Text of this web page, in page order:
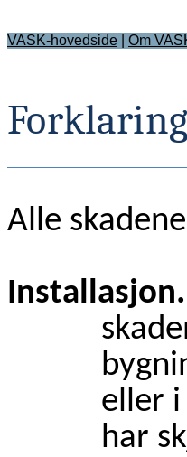
VASK-hovedside Om
Alle
Installasjon.
eller i
har